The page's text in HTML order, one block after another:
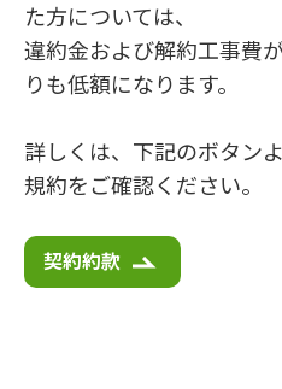
た方については、
違約金および解約工事費
りも低額になります。
詳しくは、下記のボタン
規約をご確認ください。
契約約款